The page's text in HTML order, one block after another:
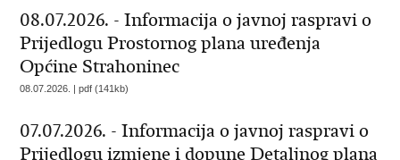
08.07.2026. - Informacija o javnoj raspravi o
Prijedlogu Prostornog plana uređenja
Općine Strahoninec
08.07.2026. | pdf (141kb)
07.07.2026. - Informacija o javnoj raspravi o
Prijedlogu izmjene i dopune Detaljnog plana